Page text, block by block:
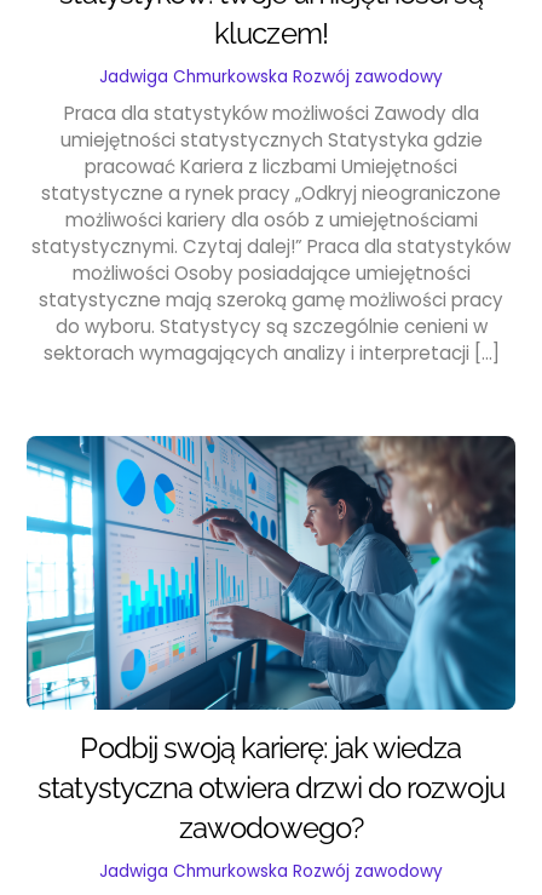
kluczem!
Jadwiga Chmurkowska Rozwój zawodowy
Praca dla statystyków możliwości Zawody dla
umiejętności statystycznych Statystyka gdzie
pracować Kariera z liczbami Umiejętności
statystyczne a rynek pracy „Odkryj nieograniczone
możliwości kariery dla osób z umiejętnościami
statystycznymi. Czytaj dalej!” Praca dla statystyków
możliwości Osoby posiadające umiejętności
statystyczne mają szeroką gamę możliwości pracy
do wyboru. Statystycy są szczególnie cenieni w
sektorach wymagających analizy i interpretacji […]
Podbij swoją karierę: jak wiedza
statystyczna otwiera drzwi do rozwoju
zawodowego?
Jadwiga Chmurkowska Rozwój zawodowy